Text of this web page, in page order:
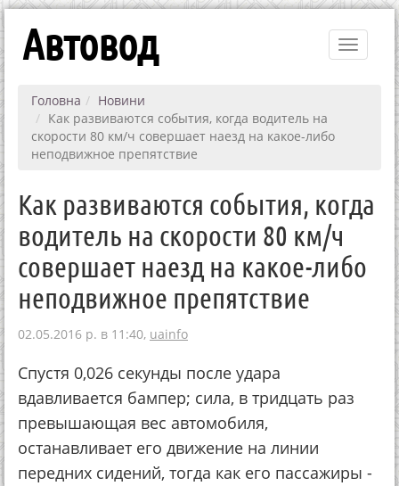
Toggle
Автовод
Головна
Новини
Как развиваются события, когда водитель на
скорости 80 км/ч совершает наезд на какое-либо
неподвижное препятствие
Как развиваются события, когда
водитель на скорости 80 км/ч
совершает наезд на какое-либо
неподвижное препятствие
02.05.2016 р. в 11:40, uainfo
Спустя 0,026 секунды после удара
вдавливается бампер; сила, в тридцать раз
превышающая вес автомобиля,
останавливает его движение на линии
передних сидений, тогда как его пассажиры -